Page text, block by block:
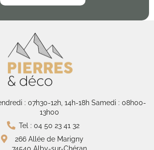
: 07h30-12h, 14h-18h Samedi : 08h00-
13h00
Tel : 04 50 23 41 32
266 Allée de Marigny